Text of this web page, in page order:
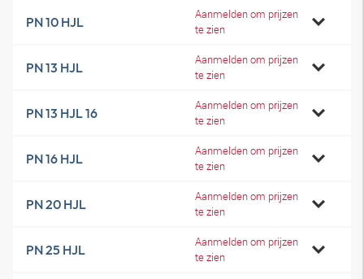
PN 10 HJL
Aanmelden om prijzen
te zien
PN 13 HJL
Aanmelden om prijzen
te zien
PN 13 HJL 16
Aanmelden om prijzen
te zien
PN 16 HJL
Aanmelden om prijzen
te zien
PN 20 HJL
Aanmelden om prijzen
te zien
PN 25 HJL
Aanmelden om prijzen
te zien